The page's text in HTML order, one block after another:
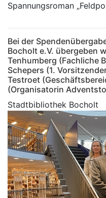
Spannungsroman
Bei der
Bocholt e.V. übergeben
Tenhumberg (Fachliche
Schepers (1.
Testroet
(Organisatorin
Stadtbibliothek Bocholt